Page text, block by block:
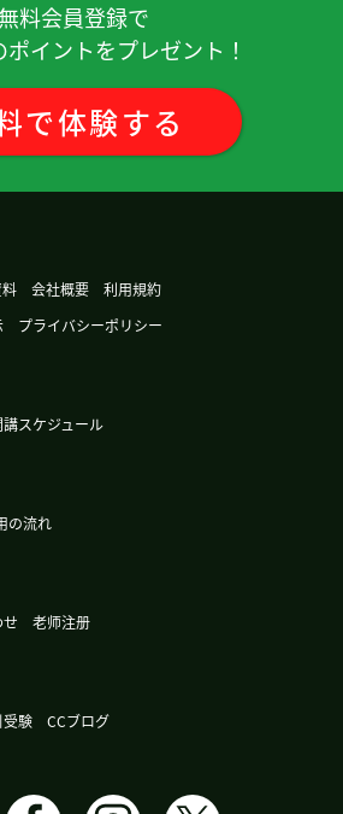
供好的建议。 我也想找点好玩的
少缓解一下无聊的生活呢。
加拿大我会开车注意安全的。 谢
在以前上课时间段容易犯困的
置了闹钟、以后就没问题了。
常不知不觉就睡着了。
以明年我想换个别的地方去看
未来也挺好的。
力学习、现在做点自己喜欢的
成绩能稍微好一点就更好了。
我祈祷她的考试能顺利结束。
杯场馆附近、但是因为封路太
無料会員登録で
ポイントをプレゼント！
で体験する
会社概要
利用規約
プライバシーポリシー
講スケジュール
の流れ
老师注册
受験 CCブログ